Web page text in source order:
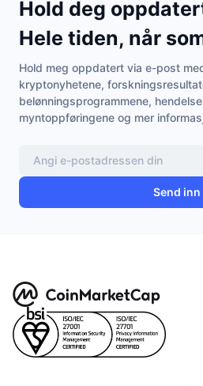
Hold deg
Hele tiden, når
Hold meg oppdatert via e-post
kryptonyhetene,
belønningsprogrammene,
myntoppføringene og mer
Send inn